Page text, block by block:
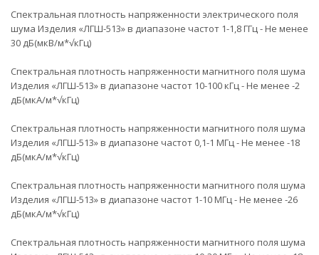
Спектральная плотность напряженности электрического поля
шума Изделия «ЛГШ-513» в диапазоне частот 1-1,8 ГГц - Не менее
30 дБ(мкВ/м*√кГц)
Спектральная плотность напряженности магнитного поля шума
Изделия «ЛГШ-513» в диапазоне частот 10-100 кГц - Не менее -2
дБ(мкА/м*√кГц)
Спектральная плотность напряженности магнитного поля шума
Изделия «ЛГШ-513» в диапазоне частот 0,1-1 МГц - Не менее -18
дБ(мкА/м*√кГц)
Спектральная плотность напряженности магнитного поля шума
Изделия «ЛГШ-513» в диапазоне частот 1-10 МГц - Не менее -26
дБ(мкА/м*√кГц)
Спектральная плотность напряженности магнитного поля шума